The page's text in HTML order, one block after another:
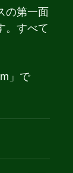
の第一面
。すべて
」で